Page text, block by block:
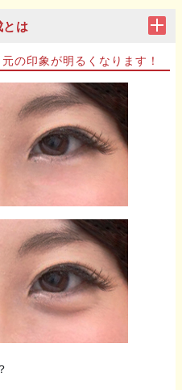
とは
の印象が明るくなります！